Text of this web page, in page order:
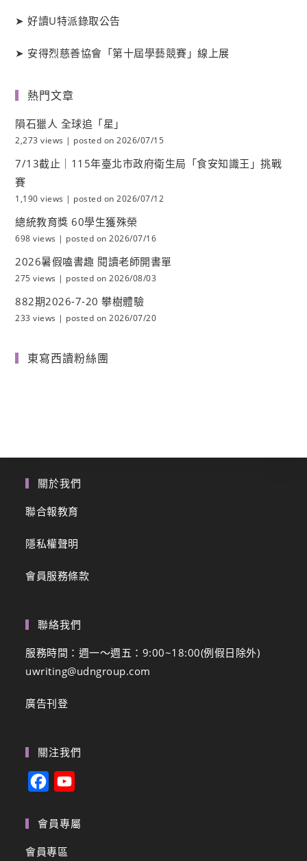
➤好讀U特派錄取公告
➤ 安得烈慈善協會「第十屆學藝競賽」線上展
熱門文章
隕石獵人 全球追「星」
2,273 views | posted on 2026/07/15
7/13截止｜115年臺北市政府衛生局「食安知識王」挑戰
賽
1,190 views | posted on 2026/07/12
總統教育獎 60學生獲殊榮
698 views | posted on 2026/07/16
2026暑假嗑書趣 閱讀老師開書單
275 views | posted on 2026/08/03
882期2026-7-20 攀樹體驗
233 views | posted on 2026/07/20
東寫西讀粉絲團
關於我們
聯合報教育
隱私權聲明
會員服務條款
聯絡我們
服務時間：週一～週五：9:00~18:00(例假日除外)
uwriting@udngroup.com
廣告刊登
關注我們
c
e
u
會員專屬
會員專區